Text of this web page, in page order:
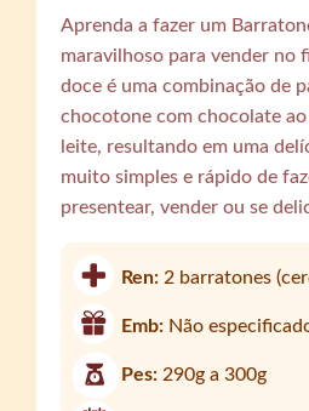
Aprenda a fazer um
maravilhoso para vender no
doce é uma combinação de
chocotone com chocolate
leite, resultando em uma
muito simples e rápido de
presentear, vender ou se
Ren: 2 barratones
Emb: Não
Pes: 290g a 300g